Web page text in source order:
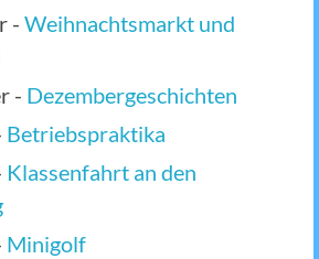
- Weihnachtsmarkt und
- Dezembergeschichten
Betriebspraktika
Klassenfahrt an den
Minigolf